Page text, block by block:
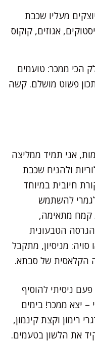
מעליו שכבת
אגוזים, קוקוס
הכי ממכר: טועמים
פשוט מושלם. קשה
אני תמיד ממליצה
ולהניח שכבת
חיובית במיוחד
להשתמש
קמח מתאימה,
הטבעונית
מניסיון, מתקבל
הקלאסית של סבתא.
ניסיתי להוסיף
– יצא ממכר! בימים
רימון וקצת קינמון,
את הלשון בטעמים.